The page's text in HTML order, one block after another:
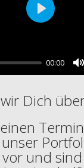
00:00
Play
Dich
und